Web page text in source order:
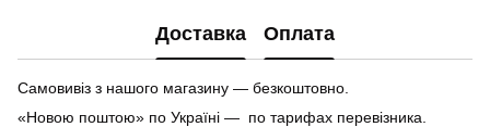
Доставка Оплата
Самовивіз з нашого магазину — безкоштовно.
«Новою поштою» по Україні — по тарифах перевізника.